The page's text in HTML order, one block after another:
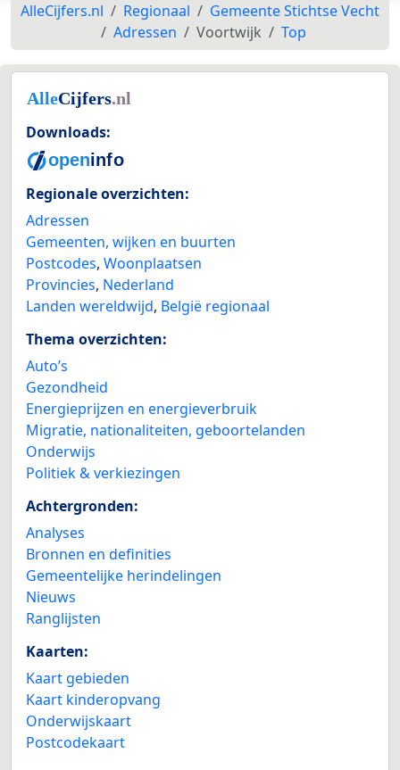
AlleCijfers.nl Regionaal
Gemeente Stichtse Vecht
Adressen
Voortwijk Top
Downloads:
Regionale overzichten:
Adressen
Gemeenten, wijken en buurten
Postcodes, Woonplaatsen
Provincies, Nederland
Landen wereldwijd, België regionaal
Thema overzichten:
Auto’s
Gezondheid
Energieprijzen en energieverbruik
Migratie, nationaliteiten, geboortelanden
Onderwijs
Politiek & verkiezingen
Achtergronden:
Analyses
Bronnen en definities
Gemeentelijke herindelingen
Nieuws
Ranglijsten
Kaarten:
Kaart gebieden
Kaart kinderopvang
Onderwijskaart
Postcodekaart